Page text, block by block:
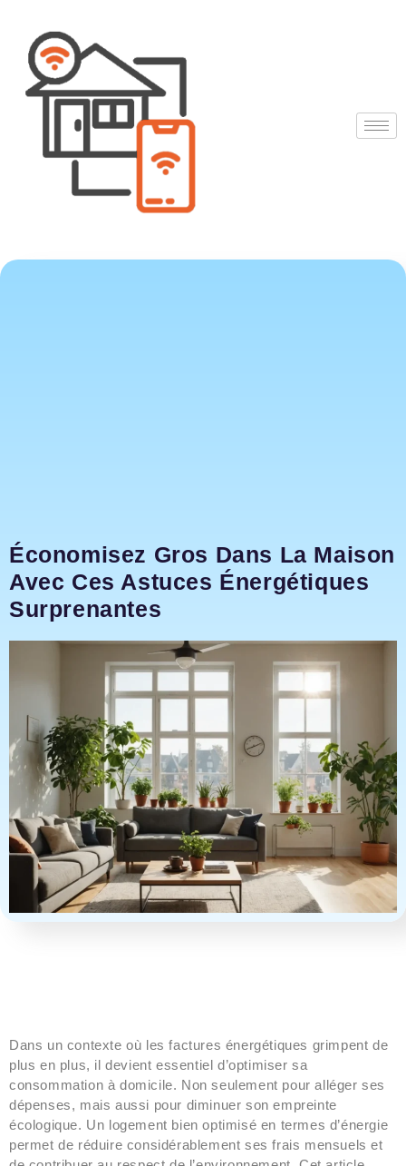
Économisez Gros Dans La Maison
Avec Ces Astuces Énergétiques
Surprenantes
Dans un contexte où les factures énergétiques grimpent de
plus en plus, il devient essentiel d’optimiser sa
consommation à domicile. Non seulement pour alléger ses
dépenses, mais aussi pour diminuer son empreinte
écologique. Un logement bien optimisé en termes d’énergie
permet de réduire considérablement ses frais mensuels et